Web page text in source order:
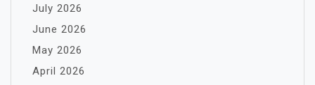
July 2026
June 2026
May 2026
April 2026